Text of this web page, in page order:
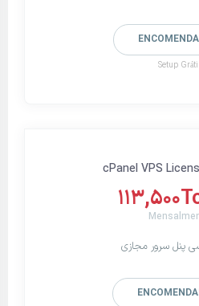
Setup
cPanel VPS
پنل سرور مجازی